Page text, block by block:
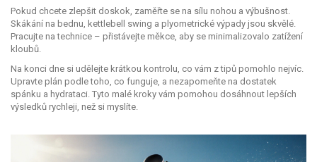
Pokud chcete zlepšit doskok, zaměřte se na sílu nohou a výbušnost.
Skákání na bednu, kettlebell swing a plyometrické výpady jsou skvělé.
Pracujte na technice – přistávejte měkce, aby se minimalizovalo zatížení
kloubů.
Na konci dne si udělejte krátkou kontrolu, co vám z tipů pomohlo nejvíc.
Upravte plán podle toho, co funguje, a nezapomeňte na dostatek
spánku a hydrataci. Tyto malé kroky vám pomohou dosáhnout lepších
výsledků rychleji, než si myslíte.